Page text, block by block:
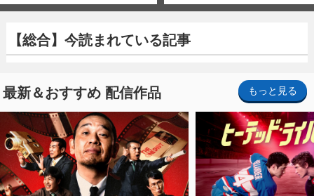
【総合】今読まれている記事
最新＆おすすめ 配信作品 もっと見る